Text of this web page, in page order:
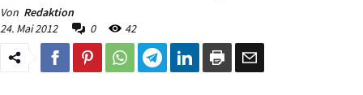
Von Redaktion
24. Mai 2012
0 42